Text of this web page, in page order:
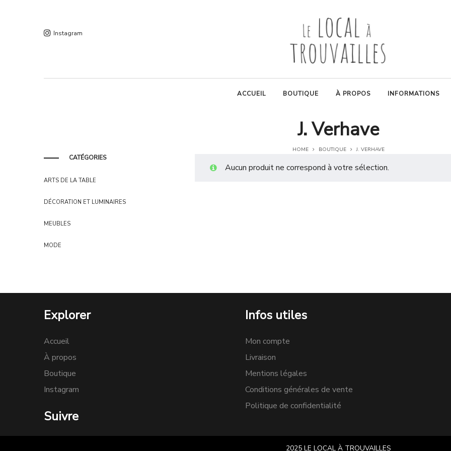
Instagram
ACCUEIL BOUTIQUE À PROPOS INFORMATIONS
J. Verhave
HOME BOUTIQUE J. VERHAVE
Aucun produit ne correspond à votre sélection.
CATÉGORIES
ARTS DE LA TABLE
DÉCORATION ET LUMINAIRES
MEUBLES
MODE
Explorer
Accueil
À propos
Boutique
Instagram
Suivre
Infos utiles
Mon compte
Livraison
Mentions légales
Conditions générales de vente
Politique de confidentialité
2025 LE LOCAL À TROUVAILLES